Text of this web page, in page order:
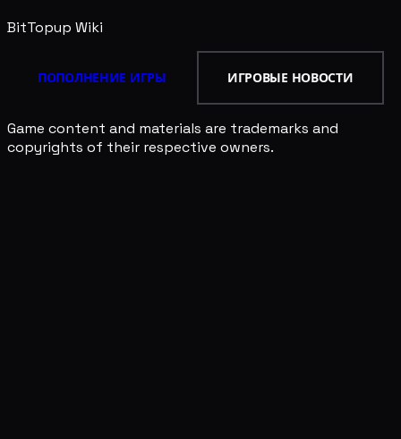
BitTopup Wiki
ПОПОЛНЕНИЕ ИГРЫ ИГРОВЫЕ НОВОСТИ
Game content and materials are trademarks and
copyrights of their respective owners.